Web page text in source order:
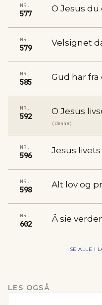
NR.
577
O Jesus du
NR.
579
Velsignet
NR.
585
Gud har
NR.
592
O Jesus
(denne)
NR.
596
Jesus
NR.
598
Alt lov og
NR.
602
Å sie
SE ALLE I
LES OGSÅ